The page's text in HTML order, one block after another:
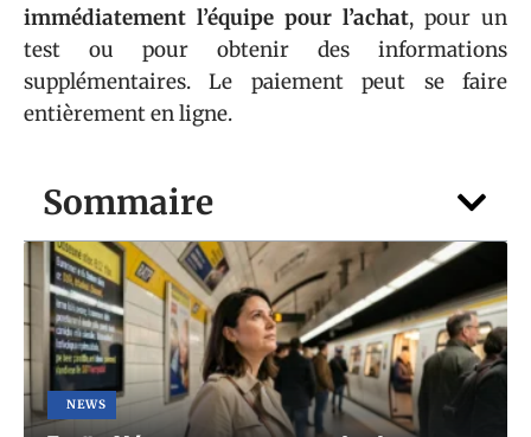
Sommaire
NEWS
immédiatement l’équipe pour l’achat, pour un
test ou pour obtenir des informations
supplémentaires. Le paiement peut se faire
entièrement en ligne.